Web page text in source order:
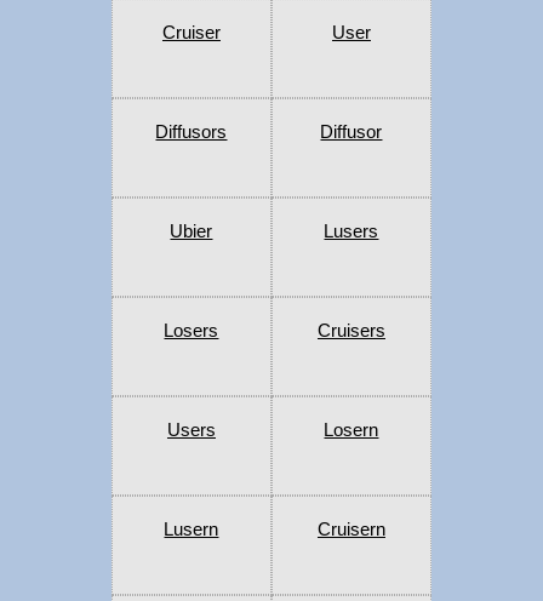
Cruiser User
Diffusors Diffusor
Ubier Lusers
Losers Cruisers
Users Losern
Lusern Cruisern